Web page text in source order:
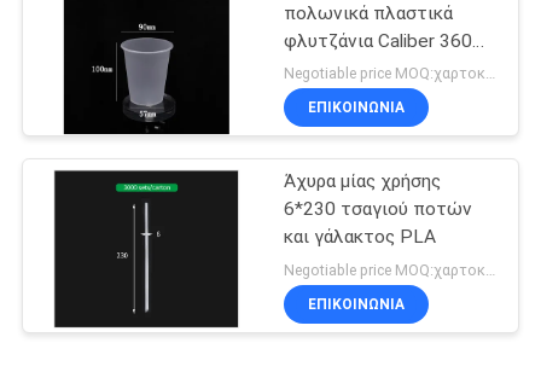
Φρέσκα φύλλα
μπαμπού
πολωνικά πλαστικά
φλυτζάνια Caliber 360ml
διαφανή που παγώνει με
τα καπάκια
Negotiable price MOQ:χαρτοκιβώτιο 50
ΕΠΙΚΟΙΝΩΝΙΑ
Άχυρα μίας χρήσης
6*230 τσαγιού ποτών
και γάλακτος PLA
Negotiable price MOQ:χαρτοκιβώτιο 50
ΕΠΙΚΟΙΝΩΝΙΑ